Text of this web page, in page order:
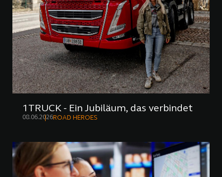
1TRUCK - Ein Jubiläum, das verbindet
08.06.2026ROAD HEROES